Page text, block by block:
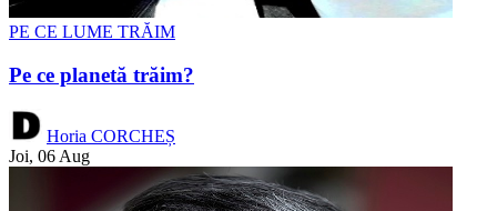
PE CE LUME TRĂIM
Pe ce planetă trăim?
Horia CORCHEȘ
Joi, 06 Aug